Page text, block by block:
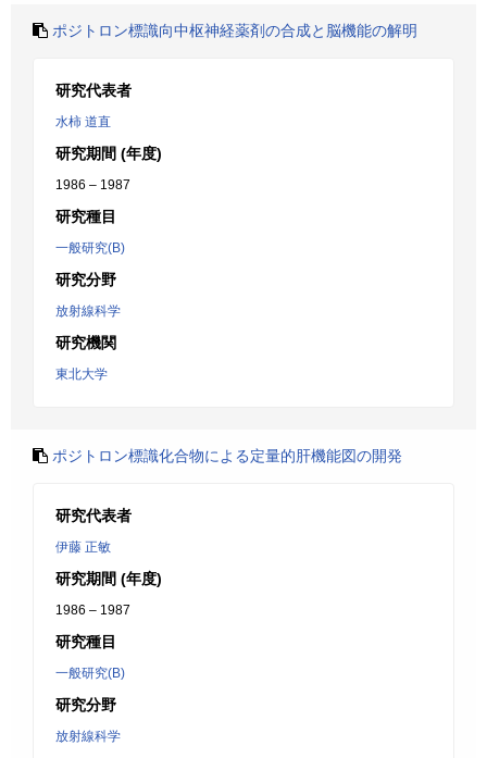
ポジトロン標識向中枢神経薬剤の合成と脳機能の解明
研究代表者
水柿 道直
研究期間 (年度)
1986 – 1987
研究種目
一般研究(B)
研究分野
放射線科学
研究機関
東北大学
ポジトロン標識化合物による定量的肝機能図の開発
研究代表者
伊藤 正敏
研究期間 (年度)
1986 – 1987
研究種目
一般研究(B)
研究分野
放射線科学